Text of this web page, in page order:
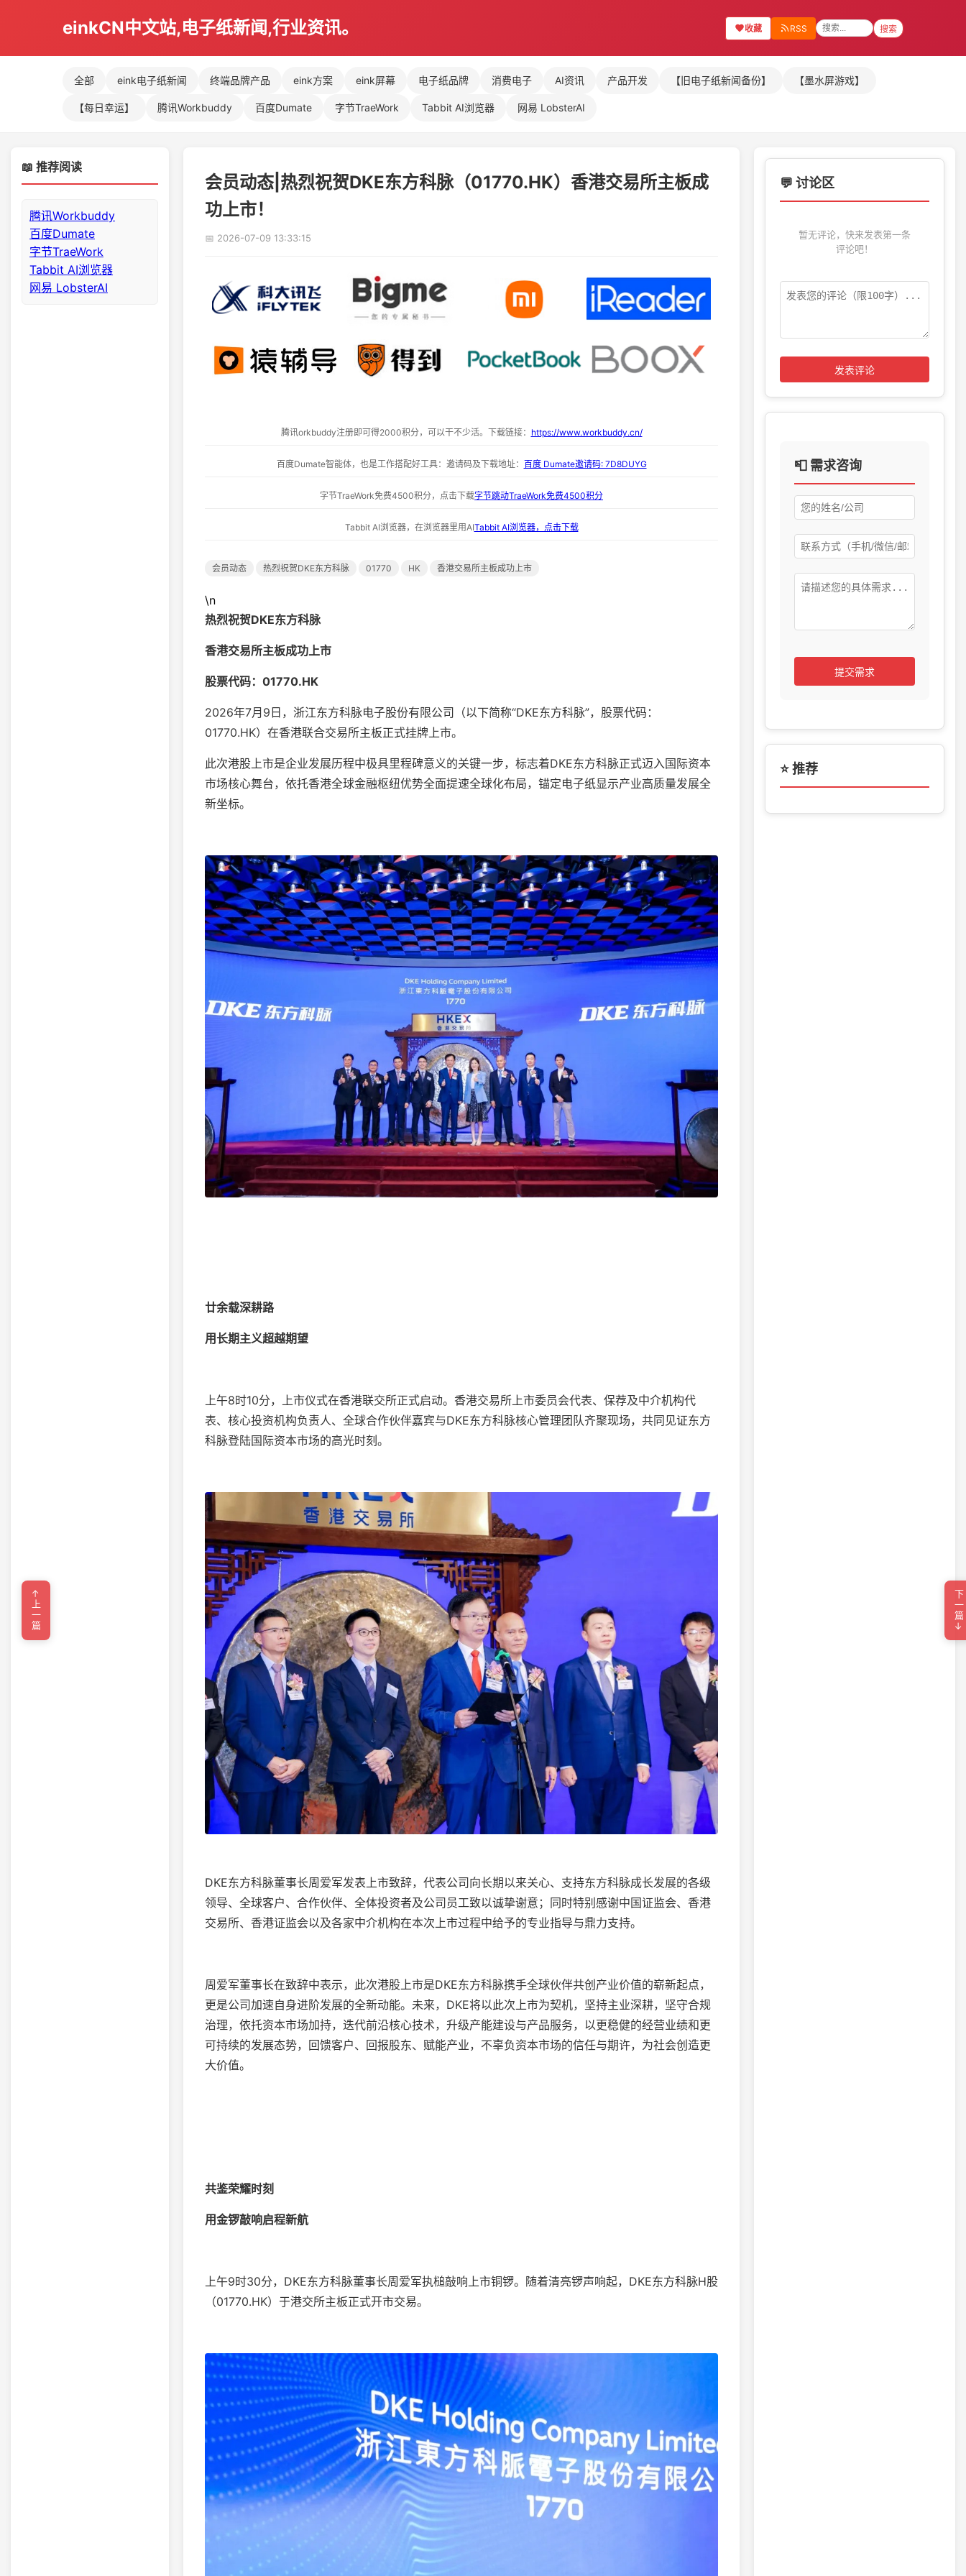
einkCN中文站,电子纸新闻,行业资讯。 收藏 RSS 搜索
全部 eink电子纸新闻 终端品牌产品 eink方案 eink屏幕 电子纸品牌 消费电子 AI资讯 产品开发 【旧电子纸新闻备份】 【墨水屏游戏】
【每日幸运】 腾讯Workbuddy 百度Dumate 字节TraeWork Tabbit AI浏览器 网易 LobsterAI
📖 推荐阅读
腾讯Workbuddy
百度Dumate
字节TraeWork
Tabbit AI浏览器
网易 LobsterAI
会员动态|热烈祝贺DKE东方科脉（01770.HK）香港交易所主板成
功上市！
📅 2026-07-09 13:33:15
腾讯orkbuddy注册即可得2000积分，可以干不少活。下载链接： https://www.workbuddy.cn/
百度Dumate智能体，也是工作搭配好工具：邀请码及下载地址： 百度 Dumate邀请码: 7D8DUYG
字节TraeWork免费4500积分，点击下载字节跳动TraeWork免费4500积分
Tabbit AI浏览器，在浏览器里用AITabbit AI浏览器，点击下载
会员动态 热烈祝贺DKE东方科脉 01770 HK 香港交易所主板成功上市
\n
热烈祝贺DKE东方科脉
香港交易所主板成功上市
股票代码：01770.HK
2026年7月9日，浙江东方科脉电子股份有限公司（以下简称“DKE东方科脉”，股票代码：
01770.HK）在香港联合交易所主板正式挂牌上市。
此次港股上市是企业发展历程中极具里程碑意义的关键一步，标志着DKE东方科脉正式迈入国际资本
市场核心舞台，依托香港全球金融枢纽优势全面提速全球化布局，锚定电子纸显示产业高质量发展全
新坐标。
廿余载深耕路
用长期主义超越期望
上午8时10分，上市仪式在香港联交所正式启动。香港交易所上市委员会代表、保荐及中介机构代
表、核心投资机构负责人、全球合作伙伴嘉宾与DKE东方科脉核心管理团队齐聚现场，共同见证东方
科脉登陆国际资本市场的高光时刻。
DKE东方科脉董事长周爱军发表上市致辞，代表公司向长期以来关心、支持东方科脉成长发展的各级
领导、全球客户、合作伙伴、全体投资者及公司员工致以诚挚谢意；同时特别感谢中国证监会、香港
交易所、香港证监会以及各家中介机构在本次上市过程中给予的专业指导与鼎力支持。
周爱军董事长在致辞中表示，此次港股上市是DKE东方科脉携手全球伙伴共创产业价值的崭新起点，
更是公司加速自身进阶发展的全新动能。未来，DKE将以此次上市为契机，坚持主业深耕，坚守合规
治理，依托资本市场加持，迭代前沿核心技术，升级产能建设与产品服务，以更稳健的经营业绩和更
可持续的发展态势，回馈客户、回报股东、赋能产业，不辜负资本市场的信任与期许，为社会创造更
大价值。
共鉴荣耀时刻
用金锣敲响启程新航
上午9时30分，DKE东方科脉董事长周爱军执槌敲响上市铜锣。随着清亮锣声响起，DKE东方科脉H股
（01770.HK）于港交所主板正式开市交易。
💬 讨论区
暂无评论，快来发表第一条
评论吧！
发表评论
📮 需求咨询
提交需求
⭐ 推荐
←上一篇 下一篇→